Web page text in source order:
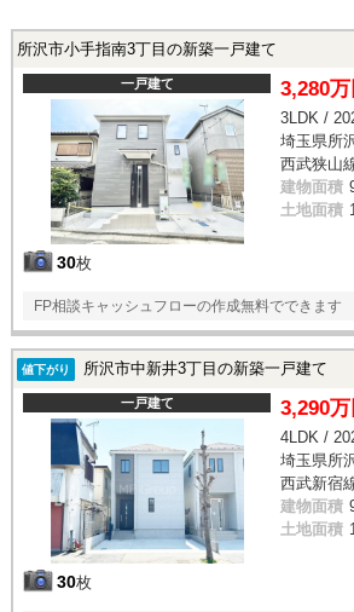
所沢市小手指南3丁目の新築一戸建て
一戸建て
30枚
3,280万
3LDK /
埼玉県所
西武狭山
建物面積
土地面積
FP相談キャッシュフローの作成無料でできます
値下がり 所沢市中新井3丁目の新築一戸建て
一戸建て
30枚
3,290万
4LDK /
埼玉県所
西武新宿
建物面積
土地面積